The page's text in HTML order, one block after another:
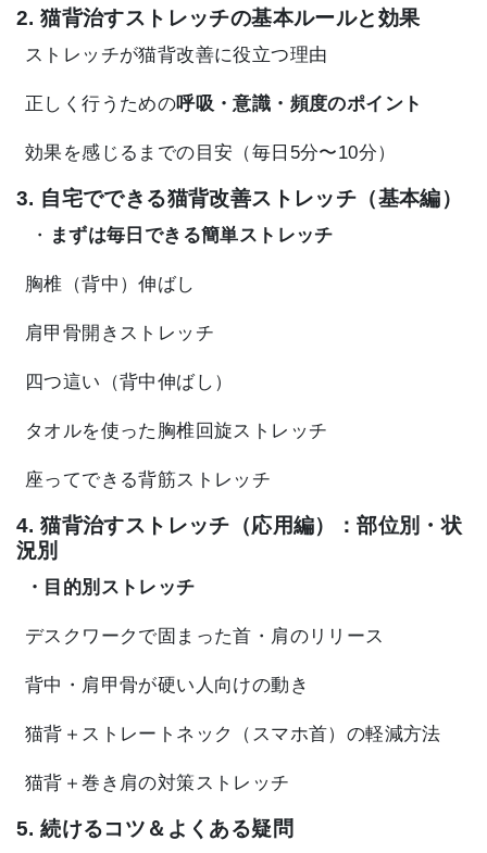
2. 猫背治すストレッチの基本ルールと効果
ストレッチが猫背改善に役立つ理由
正しく行うための呼吸・意識・頻度のポイント
効果を感じるまでの目安（毎日5分〜10分）
3. 自宅でできる猫背改善ストレッチ（基本編）
・ まずは毎日できる簡単ストレッチ
胸椎（背中）伸ばし
肩甲骨開きストレッチ
四つ這い（背中伸ばし）
タオルを使った胸椎回旋ストレッチ
座ってできる背筋ストレッチ
4. 猫背治すストレッチ（応用編）：部位別・状
況別
・目的別ストレッチ
デスクワークで固まった首・肩のリリース
背中・肩甲骨が硬い人向けの動き
猫背＋ストレートネック（スマホ首）の軽減方法
猫背＋巻き肩の対策ストレッチ
5. 続けるコツ＆よくある疑問